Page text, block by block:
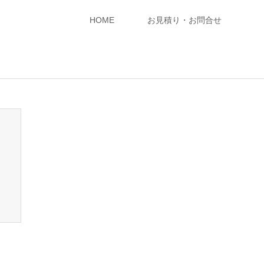
HOME お見積り・お問合せ